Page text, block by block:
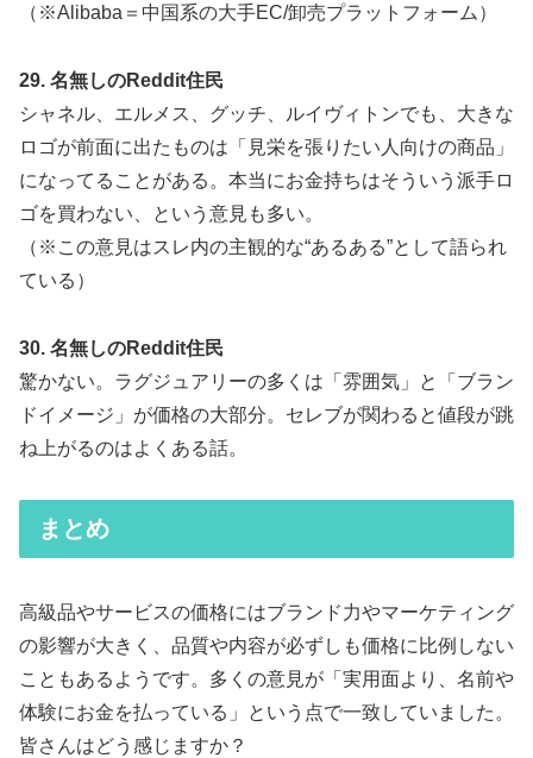
（※Alibaba＝中国系の大手EC/卸売プラットフォーム）
29. 名無しのReddit住民
シャネル、エルメス、グッチ、ルイヴィトンでも、大きな
ロゴが前面に出たものは「見栄を張りたい人向けの商品」
になってることがある。本当にお金持ちはそういう派手ロ
ゴを買わない、という意見も多い。
（※この意見はスレ内の主観的な“あるある”として語られ
ている）
30. 名無しのReddit住民
驚かない。ラグジュアリーの多くは「雰囲気」と「ブラン
ドイメージ」が価格の大部分。セレブが関わると値段が跳
ね上がるのはよくある話。
まとめ
高級品やサービスの価格にはブランド力やマーケティング
の影響が大きく、品質や内容が必ずしも価格に比例しない
こともあるようです。多くの意見が「実用面より、名前や
体験にお金を払っている」という点で一致していました。
皆さんはどう感じますか？